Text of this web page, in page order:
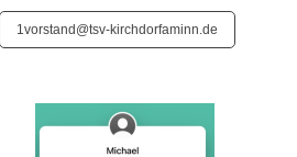
1vorstand@tsv-kirchdorfaminn.de